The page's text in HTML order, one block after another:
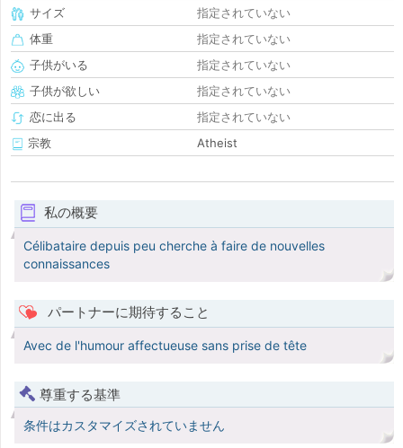
サイズ
指定されていない
体重
指定されていない
子供がいる
指定されていない
子供が欲しい
指定されていない
恋に出る
指定されていない
宗教
Atheist
私の概要
Célibataire depuis peu cherche à faire de nouvelles
connaissances
パートナーに期待すること
Avec de l'humour affectueuse sans prise de tête
尊重する基準
条件はカスタマイズされていません